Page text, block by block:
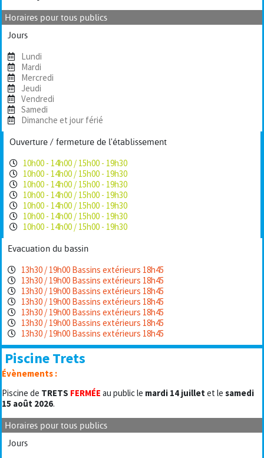
Horaires pour tous publics
Jours
Lundi
Mardi
Mercredi
Jeudi
Vendredi
Samedi
Dimanche et jour férié
Ouverture / fermeture de l'établissement
10h00 - 14h00 / 15h00 - 19h30
10h00 - 14h00 / 15h00 - 19h30
10h00 - 14h00 / 15h00 - 19h30
10h00 - 14h00 / 15h00 - 19h30
10h00 - 14h00 / 15h00 - 19h30
10h00 - 14h00 / 15h00 - 19h30
10h00 - 14h00 / 15h00 - 19h30
Evacuation du bassin
13h30 / 19h00 Bassins extérieurs 18h45
13h30 / 19h00 Bassins extérieurs 18h45
13h30 / 19h00 Bassins extérieurs 18h45
13h30 / 19h00 Bassins extérieurs 18h45
13h30 / 19h00 Bassins extérieurs 18h45
13h30 / 19h00 Bassins extérieurs 18h45
13h30 / 19h00 Bassins extérieurs 18h45
Piscine Trets
Évènements :
Piscine de TRETS FERMÉE au public le mardi 14 juilletet le samedi
15 août 2026.
Horaires pour tous publics
Jours